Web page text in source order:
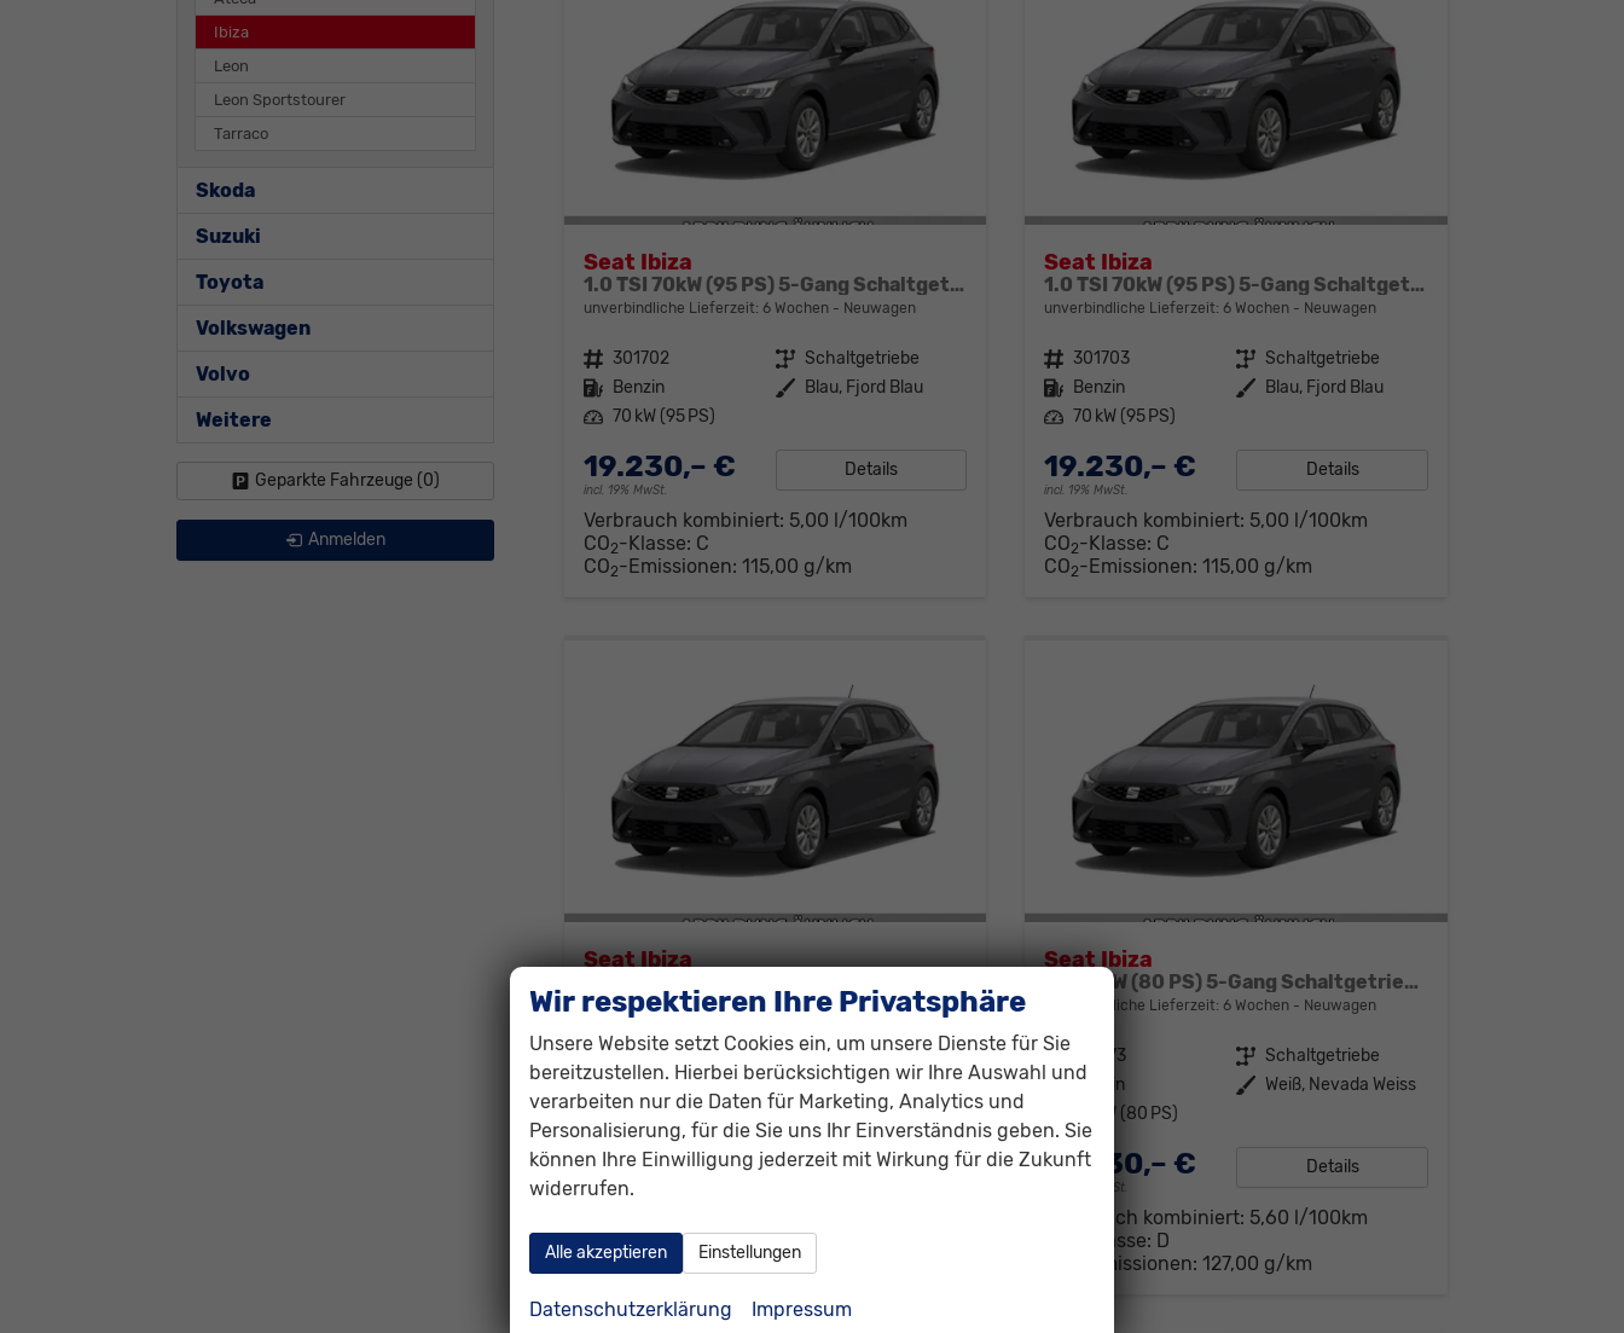
Seat Ibiza
1.0 TSI 70kW (95 PS) 5-Gang Schaltgetriebe
unverbindliche Lieferzeit: 6 Wochen Neuwagen
Fahrzeugnr. 301702 Getriebe Schaltgetriebe
Kraftstoff Benzin Außenfarbe Blau, Fjord Blau
Leistung 70 kW (95 PS)
19.230,– €
incl. 19% MwSt.
Details
Verbrauch kombiniert: 5,00 l/100km
CO2-Klasse: C
CO2-Emissionen: 115,00 g/km
Seat Ibiza
1.0 TSI 70kW (95 PS) 5-Gang Schaltgetriebe
unverbindliche Lieferzeit:6 Wochen Neuwagen
Fahrzeugnr. 301703 Getriebe Schaltgetriebe
Kraftstoff Benzin Außenfarbe Blau, Fjord Blau
Leistung 70 kW (95 PS)
19.230,– €
incl. 19% MwSt.
Details
Verbrauch kombiniert: 5,00 l/100km
CO2-Klasse: C
CO2-Emissionen:115,00 g/km
Seat Ibiza
unverbindliche Lieferzeit: 6 Wochen Neuwagen
Fahrzeugnr. 311472 Getriebe Schaltgetriebe
Kraftstoff Benzin Außenfarbe Weiß, Candy Weiss
Leistung 59 kW (80 PS)
19.330,– €
incl. 19% MwSt.
Details
CO2-Klasse: D
CO -Emissionen:127,00 g/km
Seat Ibiza
1.0 59kW (80 PS) 5-Gang Schaltgetriebe
unverbindliche Lieferzeit: 6 Wochen Neuwagen
Fahrzeugnr. 311473 Getriebe Schaltgetriebe
Kraftstoff Benzin Außenfarbe Weiß, Nevada Weiss
59 kW (80 PS)
19.530,– €
incl. 19% MwSt.
Details
Verbrauch kombiniert: 5,60 l/100km
-Klasse: D
-Emissionen:127,00 g/km
Ibiza
Leon
Leon Sportstourer
Tarraco
Skoda
Suzuki
Toyota
Volkswagen
Volvo
Weitere
Geparkte Fahrzeuge (0)
Anmelden
Wir respektieren Ihre Privatsphäre
Unsere Website setzt Cookies ein, um unsere Dienste für Sie
bereitzustellen. Hierbei berücksichtigen wir Ihre Auswahl und
verarbeiten nur die Daten für Marketing, Analytics und
Personalisierung, für die Sie uns Ihr Einverständnis geben. Sie
können Ihre Einwilligung jederzeit mit Wirkung für die Zukunft
widerrufen.
Alle akzeptieren Einstellungen
Datenschutzerklärung Impressum